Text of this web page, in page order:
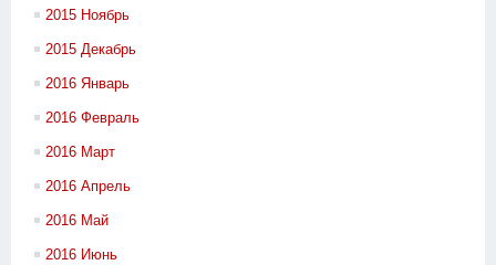
2015 Ноябрь
2015 Декабрь
2016 Январь
2016 Февраль
2016 Март
2016 Апрель
2016 Май
2016 Июнь